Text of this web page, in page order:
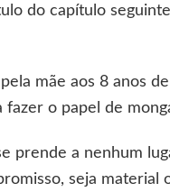
do capítulo
mãe aos 8 anos
o papel de
prende a nenhum
seja